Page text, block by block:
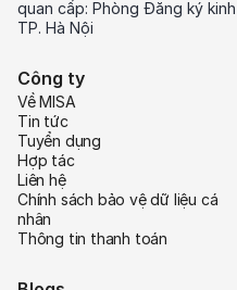
quan cấp: Phòng Đăng ký
TP. Hà Nội
Công ty
Về MISA
Tin tức
Tuyển dụng
Hợp tác
Liên hệ
Chính sách bảo vệ dữ liệu cá
nhân
Thông tin thanh toán